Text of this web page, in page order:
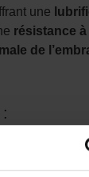
une
résistance à
de
:
KTM 125